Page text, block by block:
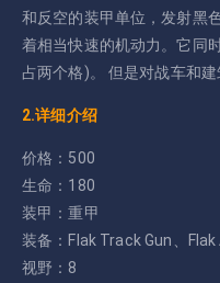
和反空的装甲单位，发射黑
着相当快速的机动力。它同
占两个格)。 但是对战车和建
2.详细介绍
价格：500
生命：180
装甲：重甲
装备：Flak Track Gun、
视野：8